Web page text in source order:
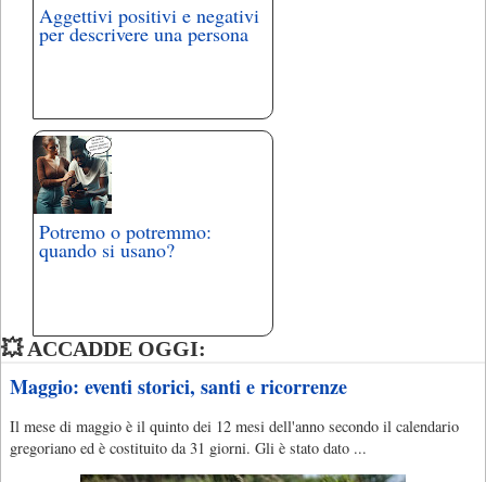
Aggettivi positivi e negativi
per descrivere una persona
Potremo o potremmo:
quando si usano?
💥 ACCADDE OGGI:
Maggio: eventi storici, santi e ricorrenze
Il mese di maggio è il quinto dei 12 mesi dell'anno secondo il calendario
gregoriano ed è costituito da 31 giorni. Gli è stato dato ...